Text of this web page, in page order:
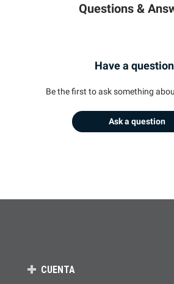
Questions &
Have a
Be the first to ask something
Ask a question
CUENTA